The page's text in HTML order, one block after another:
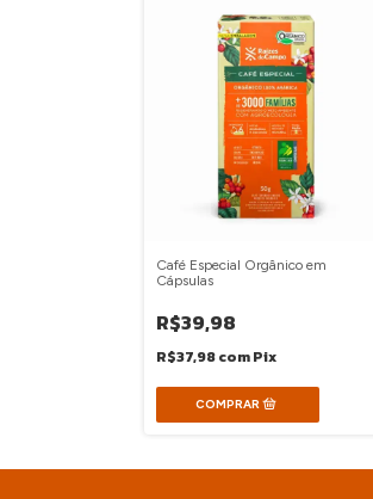
Café Especial Orgânico em
Cápsulas
R$39,98
R$37,98comPix